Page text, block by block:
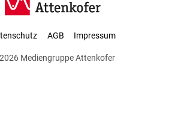
AGB Impressum
Mediengruppe Attenkofer